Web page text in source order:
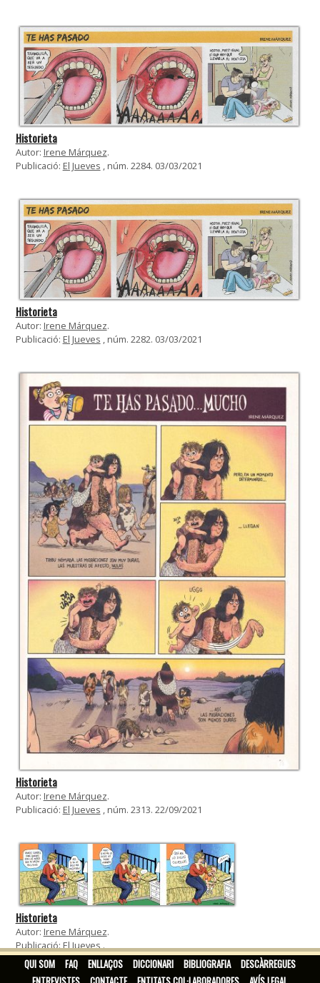
Historieta
Autor: Irene Márquez.
Publicació: El Jueves , núm. 2284. 03/03/2021
Historieta
Autor: Irene Márquez.
Publicació: El Jueves , núm. 2282. 03/03/2021
Historieta
Autor: Irene Márquez.
Publicació: El Jueves , núm. 2313. 22/09/2021
Historieta
Autor: Irene Márquez.
Publicació:El Jueves.
QUI SOM FAQ ENLLAÇOS DICCIONARI BIBLIOGRAFIA
DESCÀRREGUES